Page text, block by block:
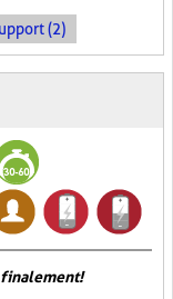
(2)
finalement!